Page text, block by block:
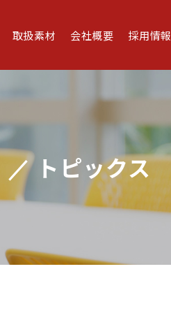
取扱素材 会社概要 採用情報
トピックス